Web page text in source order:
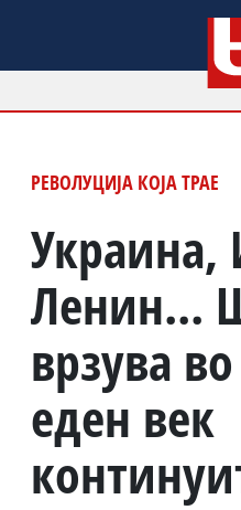
РЕВОЛУЦИЈА КОЈА ТРАЕ
Украина,
Ленин...
врзува
еден век